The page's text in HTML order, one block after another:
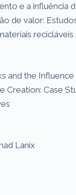
e a influência
de valor:
recicláveis
and the
Creation: Case
Lanix